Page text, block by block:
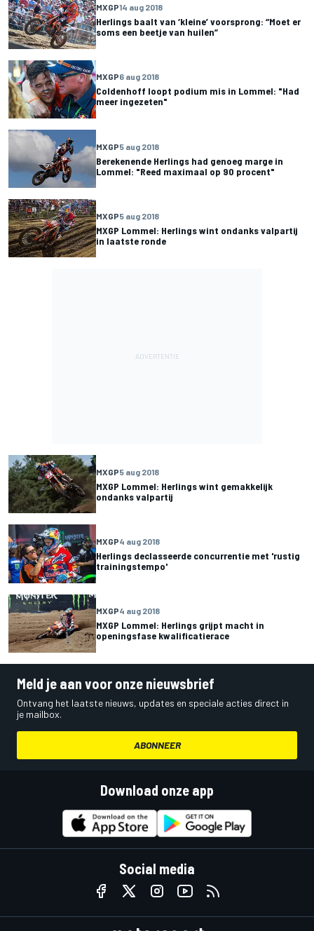
MXGP14 aug 2018
Herlings baalt van ‘kleine’ voorsprong: “Moet er
soms een beetje van huilen”
MXGP6 aug 2018
Coldenhoff loopt podium mis in Lommel: "Had
meer ingezeten"
MXGP5 aug 2018
Berekenende Herlings had genoeg marge in
Lommel: "Reed maximaal op 90 procent"
MXGP5 aug 2018
MXGP Lommel: Herlings wint ondanks valpartij
in laatste ronde
MXGP5 aug 2018
MXGP Lommel: Herlings wint gemakkelijk
ondanks valpartij
MXGP4 aug 2018
Herlings declasseerde concurrentie met 'rustig
trainingstempo'
MXGP4 aug 2018
MXGP Lommel: Herlings grijpt macht in
openingsfase kwalificatierace
Meld je aan voor onze nieuwsbrief
Ontvang het laatste nieuws, updates en speciale acties direct in
je mailbox.
ABONNEER
Download onze app
Social media